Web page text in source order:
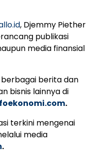
, Djemmy Piether
publikasi
media finansial
berita dan
bisnis lainnya di
.
terkini mengenai
media
.